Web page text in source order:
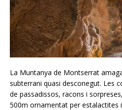
La Muntanya de Montserrat
subterrani quasi desconegut. Les
de passadissos, racons i
500m ornamentat per estalactites